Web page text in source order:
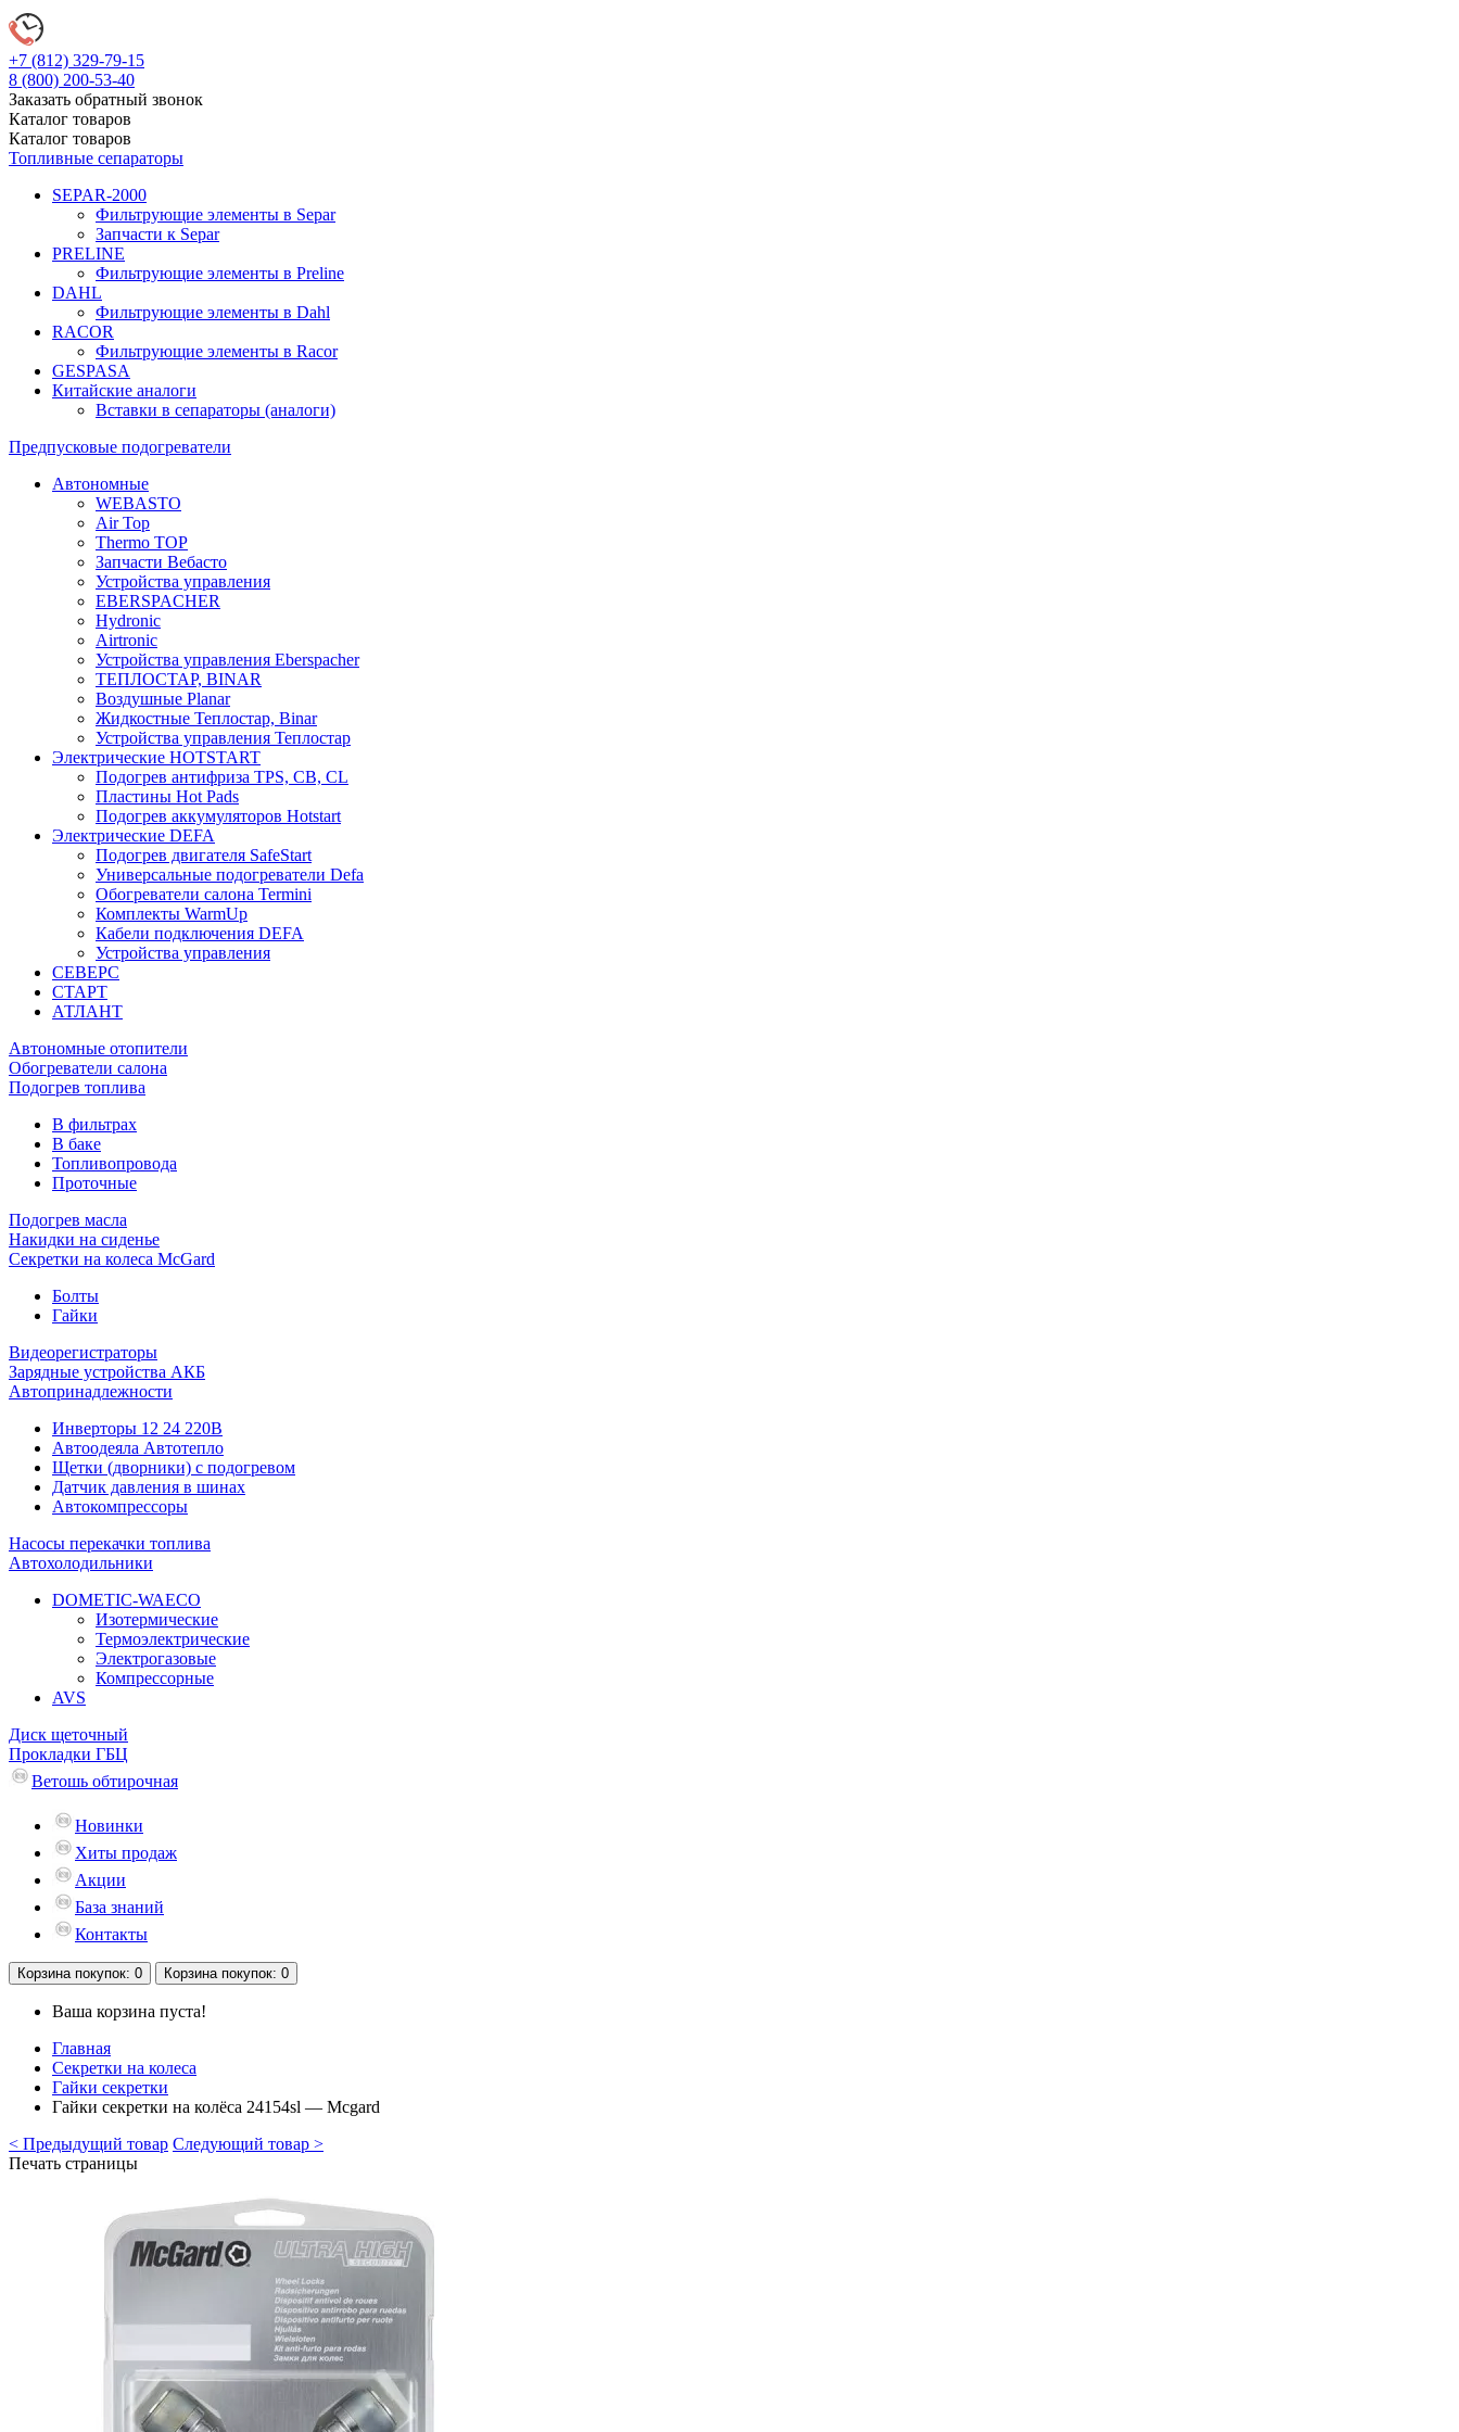
+7 (812) 329-79-15
8 (800) 200-53-40
Заказать обратный звонок
Каталог товаров
Каталог товаров
Топливные сепараторы
SEPAR-2000
Фильтрующие элементы в Separ
Запчасти к Separ
PRELINE
Фильтрующие элементы в Preline
DAHL
Фильтрующие элементы в Dahl
RACOR
Фильтрующие элементы в Racor
GESPASA
Китайские аналоги
Вставки в сепараторы (аналоги)
Предпусковые подогреватели
Автономные
WEBASTO
Air Top
Thermo TOP
Запчасти Вебасто
Устройства управления
EBERSPACHER
Hydronic
Airtronic
Устройства управления Eberspacher
ТЕПЛОСТАР, BINAR
Воздушные Planar
Жидкостные Теплостар, Binar
Устройства управления Теплостар
Электрические HOTSTART
Подогрев антифриза TPS, CB, CL
Пластины Hot Pads
Подогрев аккумуляторов Hotstart
Электрические DEFA
Подогрев двигателя SafeStart
Универсальные подогреватели Defa
Обогреватели салона Termini
Комплекты WarmUp
Кабели подключения DEFA
Устройства управления
СЕВЕРС
СТАРТ
АТЛАНТ
Автономные отопители
Обогреватели салона
Подогрев топлива
В фильтрах
В баке
Топливопровода
Проточные
Подогрев масла
Накидки на сиденье
Секретки на колеса McGard
Болты
Гайки
Видеорегистраторы
Зарядные устройства АКБ
Автопринадлежности
Инверторы 12 24 220В
Автоодеяла Автотепло
Щетки (дворники) с подогревом
Датчик давления в шинах
Автокомпрессоры
Насосы перекачки топлива
Автохолодильники
DOMETIC-WAECO
Изотермические
Термоэлектрические
Электрогазовые
Компрессорные
AVS
Диск щеточный
Прокладки ГБЦ
Ветошь обтирочная
Новинки
Хиты продаж
Акции
База знаний
Контакты
Корзина покупок: 0 Корзина покупок: 0
Ваша корзина пуста!
Главная
Секретки на колеса
Гайки секретки
Гайки секретки на колёса 24154sl — Mcgard
< Предыдущий товар Следующий товар >
Печать страницы